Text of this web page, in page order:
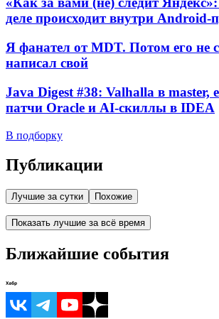
деле происходит внутри Android-
Я фанател от MDT. Потом его не
написал свой
Java Digest #38: Valhalla в master,
патчи Oracle и AI-скиллы в IDEA
В подборку
Публикации
Лучшие за сутки Похожие
Показать лучшие за всё время
Ближайшие события